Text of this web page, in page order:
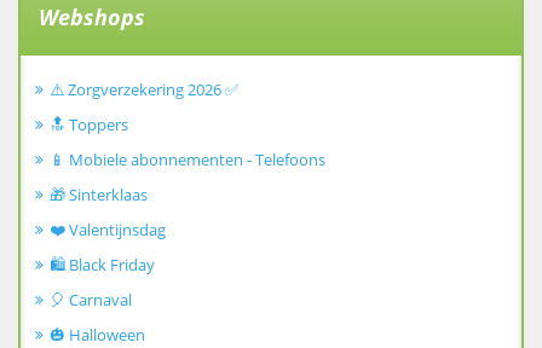
Webshops
⚠️ Zorgverzekering 2026 ✅
🔝 Toppers
📱 Mobiele abonnementen - Telefoons
🎁 Sinterklaas
❤️ Valentijnsdag
🛍️ Black Friday
🎈 Carnaval
🎃 Halloween